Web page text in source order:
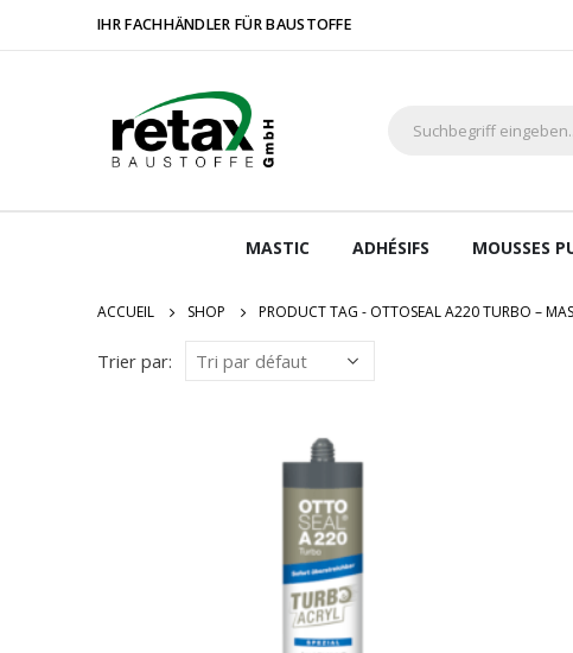
IHR FACHHÄNDLER FÜR BAUSTOFFE
MASTIC ADHÉSIFS MOUSSES
ACCUEIL SHOP PRODUCT TAG - OTTOSEAL A220 TURBO –
Trier par: